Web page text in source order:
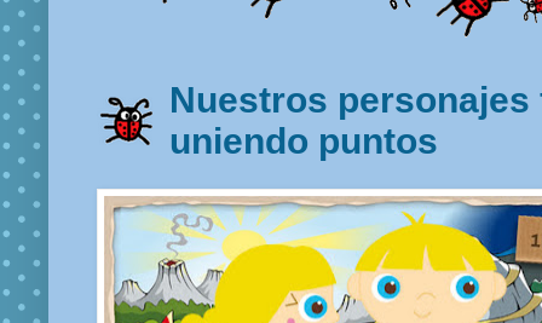
Nuestros
uniendo puntos